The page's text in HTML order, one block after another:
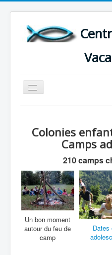
Basculer
la
CARTE DES CENTRES
LISTE DES SEJOURS DE
Colonies
Camps
210 camps
Un bon moment
autour du feu de
camp
Dates